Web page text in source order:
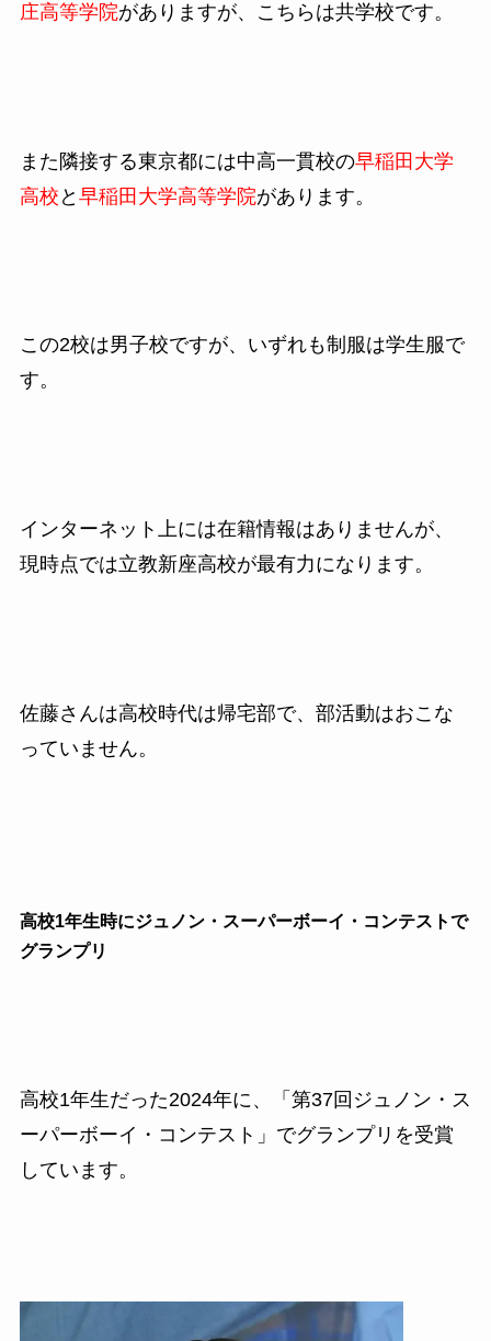
庄高等学院がありますが、こちらは共学校です。
また隣接する東京都には中高一貫校の早稲田大学
高校 と 早稲田大学高等学院があります。
この2校は男子校ですが、いずれも制服は学生服で
す。
インターネット上には在籍情報はありませんが、
現時点では立教新座高校が最有力になります。
佐藤さんは高校時代は帰宅部で、部活動はおこな
っていません。
高校1年生時にジュノン・スーパーボーイ・コンテストで
グランプリ
高校1年生だった2024年に、「第37回ジュノン・ス
ーパーボーイ・コンテスト」でグランプリを受賞
しています。